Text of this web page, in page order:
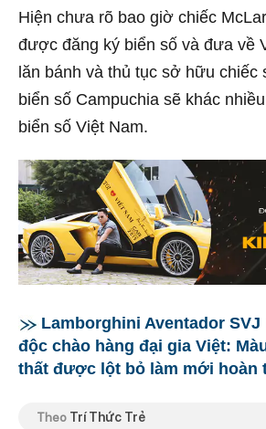
Hiện chưa rõ bao giờ chiếc
được đăng ký biển số và đưa về
lăn bánh và thủ tục sở hữu chiếc
biển số Campuchia sẽ khác
biển số Việt Nam.
Lamborghini Aventador SVJ
độc chào hàng đại gia Việt:
thất được lột bỏ làm mới hoàn
Theo Trí Thức Trẻ